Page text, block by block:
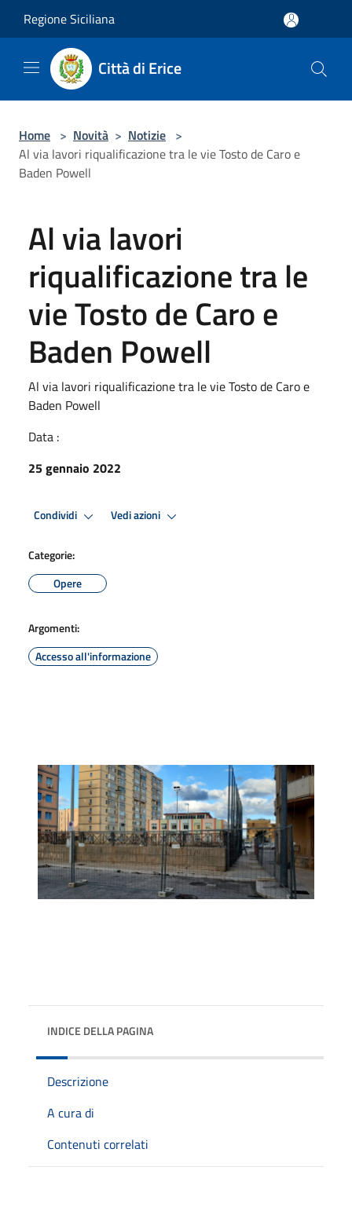
Regione Siciliana
Città di Erice
Home > Novità > Notizie >
Al via lavori riqualificazione tra le vie Tosto de Caro e
Baden Powell
Al via lavori
riqualificazione tra le
vie Tosto de Caro e
Baden Powell
Al via lavori riqualificazione tra le vie Tosto de Caro e
Baden Powell
Data :
25 gennaio 2022
Condividi Vedi azioni
Categorie:
Opere
Argomenti:
Accesso all'informazione
INDICE DELLA PAGINA
Descrizione
A cura di
Contenuti correlati